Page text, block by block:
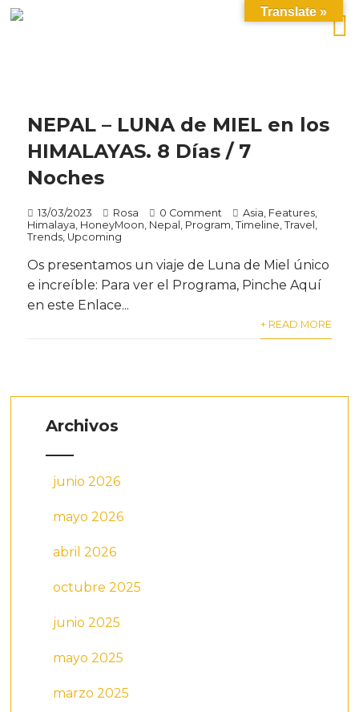
NEPAL – LUNA de MIEL en los
HIMALAYAS. 8 Días / 7
Noches
13/03/2023 Rosa 0 Comment Asia Features
Himalaya HoneyMoon Nepal Program ,Timeline ,Travel
Trends Upcoming
Os presentamos un viaje de Luna de Miel único
e increíble: Para ver el Programa, Pinche Aquí
en este Enlace...
+ READ MORE
Archivos
junio 2026
mayo 2026
abril 2026
octubre 2025
junio 2025
mayo 2025
marzo 2025
Translate »